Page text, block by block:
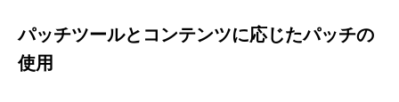
パッチツールとコンテンツに応じたパッチの
使用